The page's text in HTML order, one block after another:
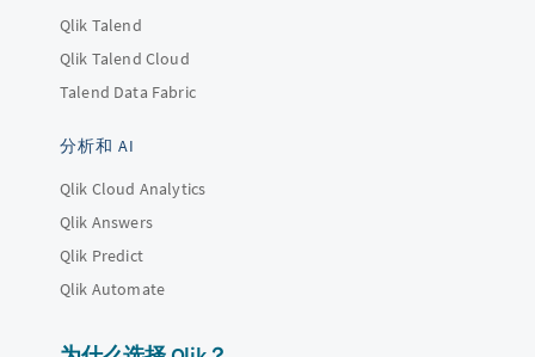
Qlik Talend
Qlik Talend Cloud
Talend Data Fabric
分析和 AI
Qlik Cloud Analytics
Qlik Answers
Qlik Predict
Qlik Automate